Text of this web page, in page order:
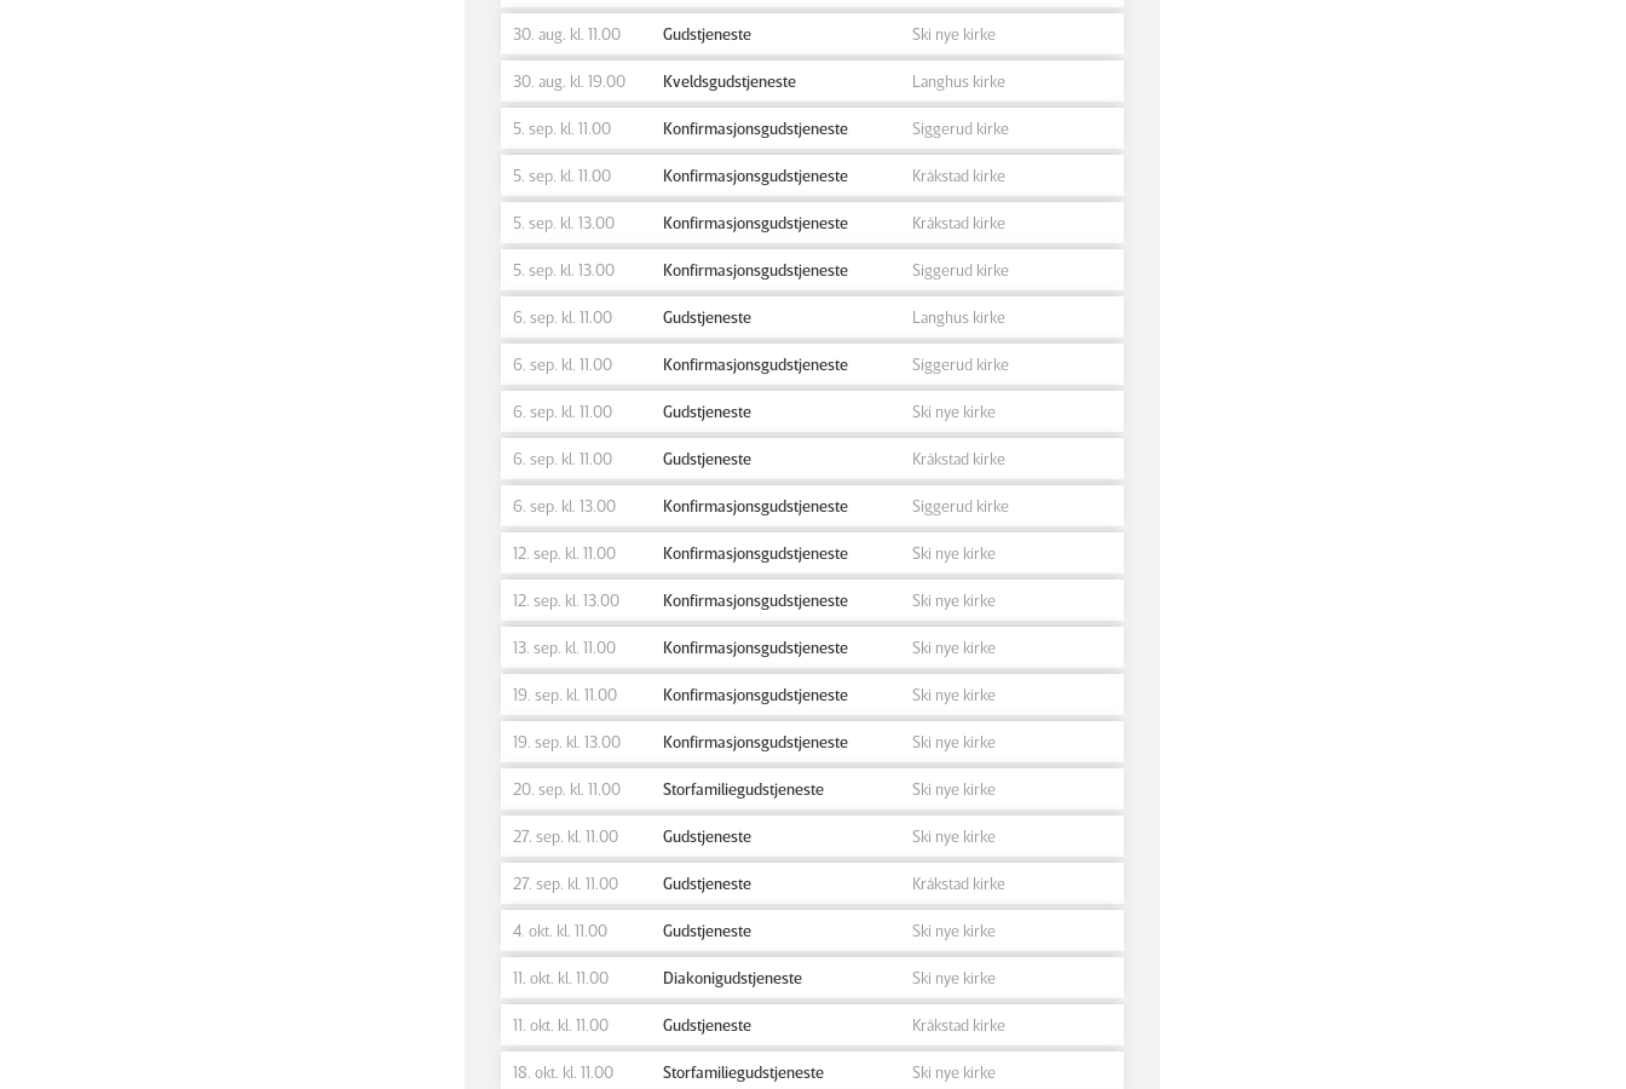
30. aug. kl. 11.00 Gudstjeneste Ski nye kirke
30. aug. kl. 19.00 Kveldsgudstjeneste Langhus kirke
5. sep. kl. 11.00 Konfirmasjonsgudstjeneste Siggerud kirke
5. sep. kl. 11.00 Konfirmasjonsgudstjeneste Kråkstad kirke
5. sep. kl. 13.00 Konfirmasjonsgudstjeneste Kråkstad kirke
5. sep. kl. 13.00 Konfirmasjonsgudstjeneste Siggerud kirke
6. sep. kl. 11.00 Gudstjeneste Langhus kirke
6. sep. kl. 11.00 Konfirmasjonsgudstjeneste Siggerud kirke
6. sep. kl. 11.00 Gudstjeneste Ski nye kirke
6. sep. kl. 11.00 Gudstjeneste Kråkstad kirke
6. sep. kl. 13.00 Konfirmasjonsgudstjeneste Siggerud kirke
12. sep. kl. 11.00 Konfirmasjonsgudstjeneste Ski nye kirke
12. sep. kl. 13.00 Konfirmasjonsgudstjeneste Ski nye kirke
13. sep. kl. 11.00 Konfirmasjonsgudstjeneste Ski nye kirke
19. sep. kl. 11.00 Konfirmasjonsgudstjeneste Ski nye kirke
19. sep. kl. 13.00 Konfirmasjonsgudstjeneste Ski nye kirke
20. sep. kl. 11.00 Storfamiliegudstjeneste Ski nye kirke
27. sep. kl. 11.00 Gudstjeneste Ski nye kirke
27. sep. kl. 11.00 Gudstjeneste Kråkstad kirke
4. okt. kl. 11.00 Gudstjeneste Ski nye kirke
11. okt. kl. 11.00 Diakonigudstjeneste Ski nye kirke
11. okt. kl. 11.00 Gudstjeneste Kråkstad kirke
18. okt. kl. 11.00 Storfamiliegudstjeneste Ski nye kirke